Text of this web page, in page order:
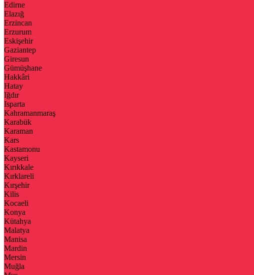
Edirne
Elazığ
Erzincan
Erzurum
Eskişehir
Gaziantep
Giresun
Gümüşhane
Hakkâri
Hatay
Iğdır
Isparta
Kahramanmaraş
Karabük
Karaman
Kars
Kastamonu
Kayseri
Kırıkkale
Kırklareli
Kırşehir
Kilis
Kocaeli
Konya
Kütahya
Malatya
Manisa
Mardin
Mersin
Muğla